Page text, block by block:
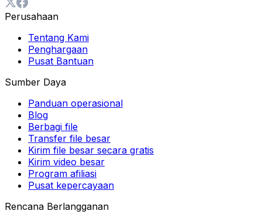
Perusahaan
Tentang Kami
Penghargaan
Pusat Bantuan
Sumber Daya
Panduan operasional
Blog
Berbagi file
Transfer file besar
Kirim file besar secara gratis
Kirim video besar
Program afiliasi
Pusat kepercayaan
Rencana Berlangganan